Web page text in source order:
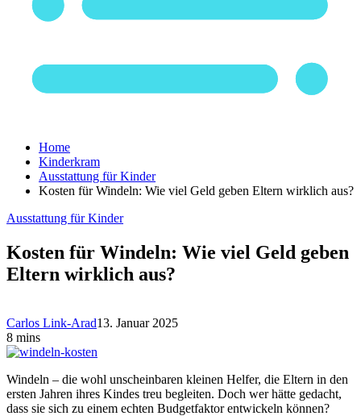
Home
Kinderkram
Ausstattung für Kinder
Kosten für Windeln: Wie viel Geld geben Eltern wirklich aus?
Ausstattung für Kinder
Kosten für Windeln: Wie viel Geld geben
Eltern wirklich aus?
Carlos Link-Arad13. Januar 2025
8 mins
Windeln – die wohl unscheinbaren kleinen Helfer, die Eltern in den
ersten Jahren ihres Kindes treu begleiten. Doch wer hätte gedacht,
dass sie sich zu einem echten Budgetfaktor entwickeln können?